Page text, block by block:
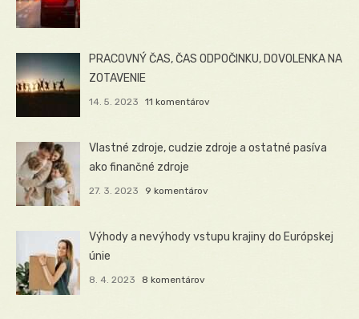
PRACOVNÝ ČAS, ČAS ODPOČINKU, DOVOLENKA NA
ZOTAVENIE
14. 5. 2023 11 komentárov
Vlastné zdroje, cudzie zdroje a ostatné pasíva
ako finančné zdroje
27. 3. 2023 9 komentárov
Výhody a nevýhody vstupu krajiny do Európskej
únie
8. 4. 2023 8 komentárov